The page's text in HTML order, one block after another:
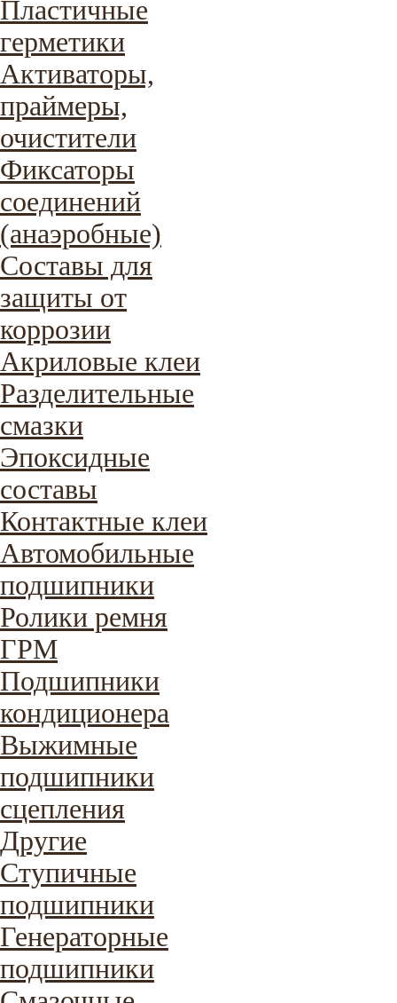
Пластичные
герметики
Активаторы,
праймеры,
очистители
Фиксаторы
соединений
(анаэробные)
Составы для
защиты от
коррозии
Акриловые клеи
Разделительные
смазки
Эпоксидные
составы
Контактные клеи
Автомобильные
подшипники
Ролики ремня
ГРМ
Подшипники
кондиционера
Выжимные
подшипники
сцепления
Другие
Ступичные
подшипники
Генераторные
подшипники